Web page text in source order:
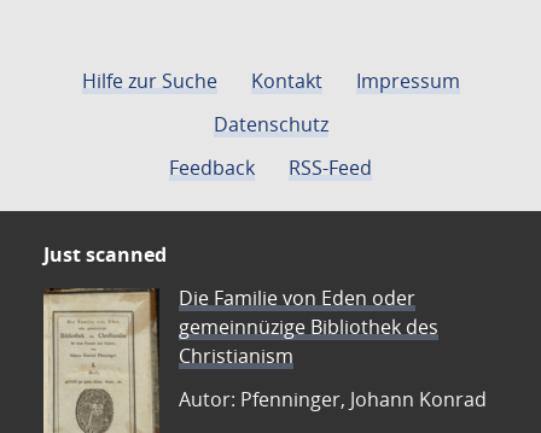
Hilfe zur Suche Kontakt
Impressum
Datenschutz
Feedback
RSS-Feed
Just scanned
Die Familie von Eden oder
gemeinnüzige Bibliothek des
Christianism
Autor: Pfenninger, Johann Konrad